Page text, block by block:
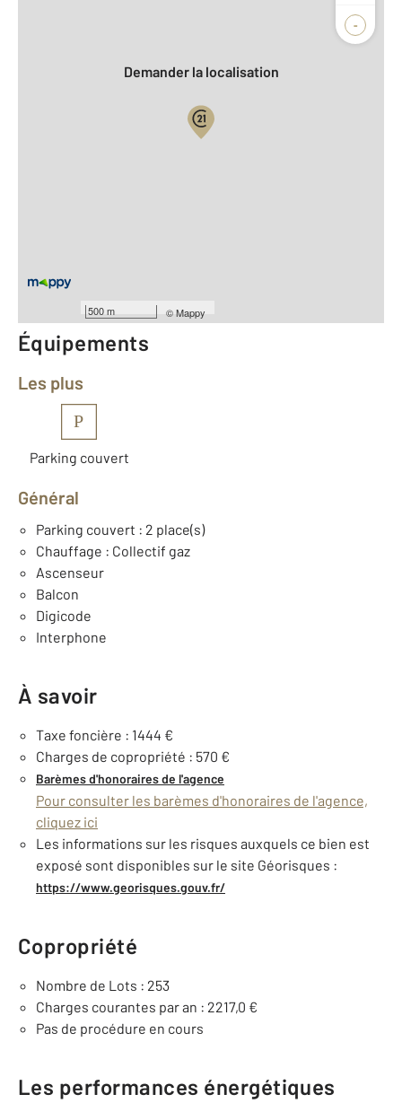
-
500 m ©Mappy
Biens vendus
Demander la localisation
Année construction : 2021
Équipements
Les plus
P
Parking couvert
Général
Parking couvert : 2 place(s)
Chauffage : Collectif gaz
Ascenseur
Balcon
Digicode
Interphone
À savoir
Taxe foncière : 1444 €
Charges de copropriété : 570 €
Barèmes d'honoraires de l'agence
Pour consulter les barèmes d'honoraires de l'agence,
cliquez ici
Les informations sur les risques auxquels ce bien est
exposé sont disponibles sur le site Géorisques :
https://www.georisques.gouv.fr/
Copropriété
Nombre de Lots : 253
Charges courantes par an : 2217,0 €
Pas de procédure en cours
Les performances énergétiques